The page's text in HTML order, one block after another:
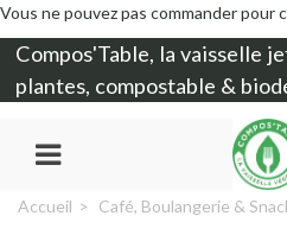
Vous ne pouvez pas commander pour
Compos'Table, la vaisselle
plantes, compostable &
Accueil > Café, Boulangerie &